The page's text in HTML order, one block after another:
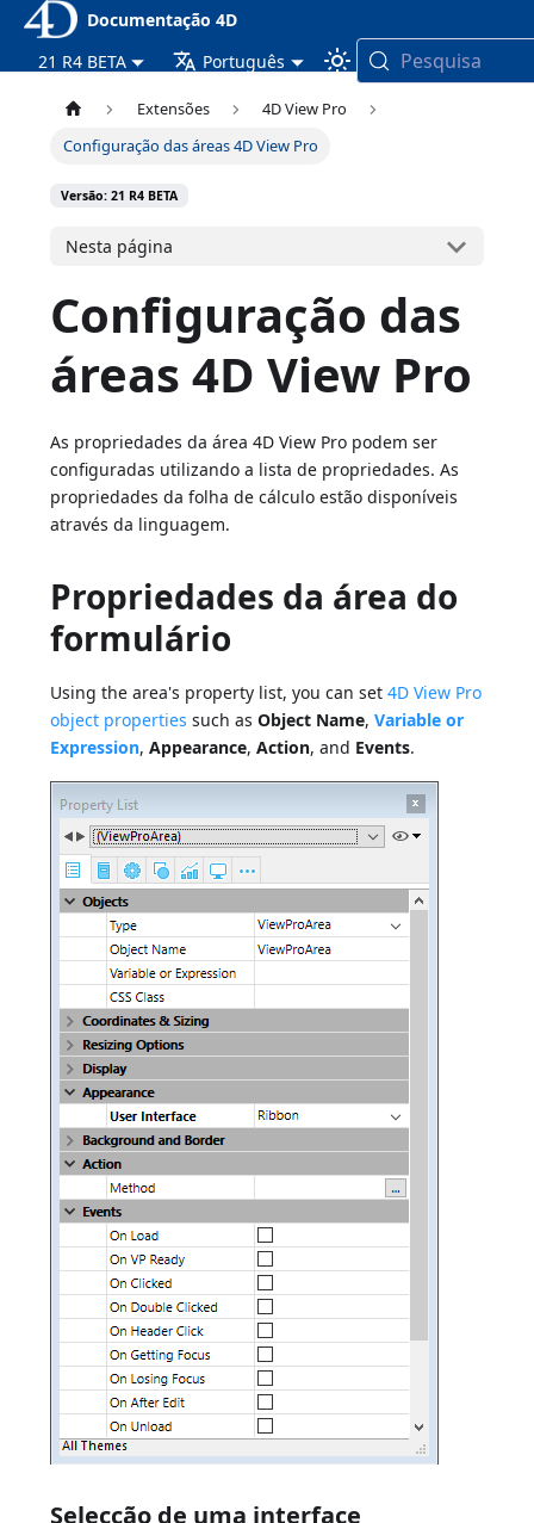
Documentação 4D
21 R4 BETA
Português Pesquisa
Extensões
4D View Pro
Configuração das áreas 4D View Pro
Versão: 21 R4 BETA
Nesta página
Configuração das
áreas 4D View Pro
As propriedades da área 4D View Pro podem ser
configuradas utilizando a lista de propriedades. As
propriedades da folha de cálculo estão disponíveis
através da linguagem.
Propriedades da área do
formulário
Using the area's property list, you can set4D View Pro
object properties such asObject Name,Variable or
Expression,Appearance,Action, and Events.
Selecção de uma interface